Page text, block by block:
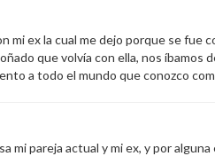
mi ex la cual me dejo porque se fue
que volvía con ella, nos
a todo el mundo que conozco
mi pareja actual y mi ex, y por